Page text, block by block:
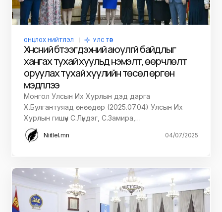
ОНЦЛОХ НИЙТЛЭЛ УЛС ТӨР
Хүнсний бүтээгдэхүүний аюулгүй байдлыг
хангах тухай хуульд нэмэлт, өөрчлөлт
оруулах тухай хуулийн төсөл өргөн
мэдүүллээ
Монгол Улсын Их Хурлын дэд дарга
Х.Булгантуяад өнөөдөр (2025.07.04) Улсын Их
Хурлын гишүүн С.Лүндэг, С.Замира,…
Niitlel.mn 04/07/2025